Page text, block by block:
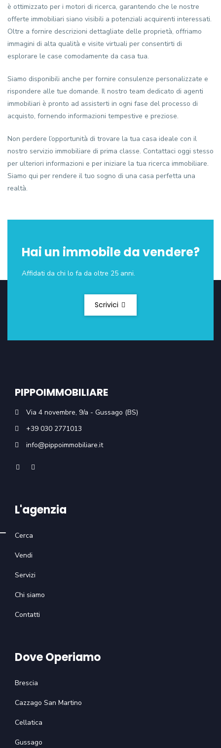
è ottimizzato per i motori di ricerca, garantendo che le nostre
offerte immobiliari siano visibili a potenziali acquirenti interessati.
Oltre a fornire descrizioni dettagliate delle proprietà, offriamo
immagini di alta qualità e visite virtuali per consentirti di
esplorare le case comodamente da casa tua.
Siamo disponibili anche per fornire consulenze personalizzate e
rispondere alle tue domande. Il nostro team dedicato di agenti
immobiliari è pronto ad assisterti in ogni fase del processo di
acquisto, fornendo informazioni tempestive e preziose.
Non perdere l’opportunità di trovare la tua casa ideale con il
nostro servizio immobiliare di prima classe. Contattaci oggi stesso
per ulteriori informazioni e per iniziare la tua ricerca immobiliare.
Siamo qui per rendere il tuo sogno di una casa perfetta una
realtà.
Hai un immobile da vendere?
Affidati da chi lo fa da oltre 25 anni.
Scrivici
PIPPOIMMOBILIARE
Via 4 novembre, 9/a - Gussago (BS)
+39 030 2771013
info@pippoimmobiliare.it
L'agenzia
Cerca
Vendi
Servizi
Chi siamo
Contatti
Dove Operiamo
Brescia
Cazzago San Martino
Cellatica
Gussago